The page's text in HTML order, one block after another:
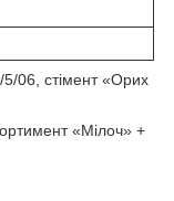
06, стімент «Орих
«Мілоч» +